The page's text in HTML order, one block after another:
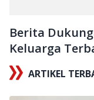
Berita
Keluarga
ARTIKEL